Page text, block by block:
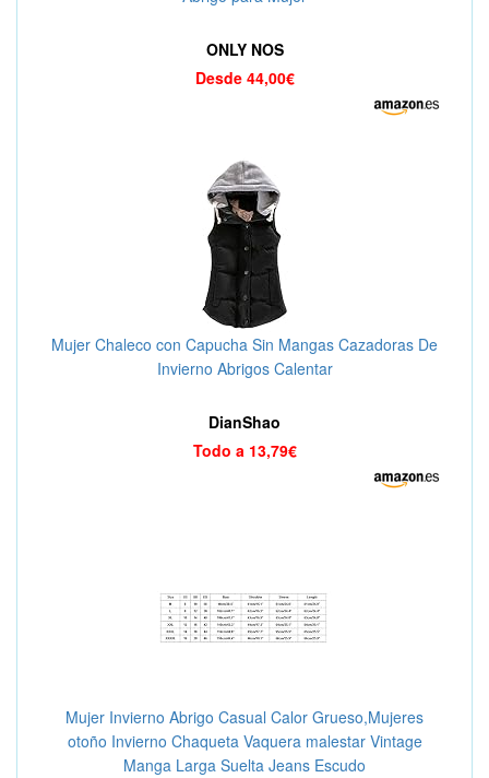
ONLY NOS
Desde 44,00€
Mujer Chaleco con Capucha Sin Mangas Cazadoras De
Invierno Abrigos Calentar
DianShao
Todo a 13,79€
Mujer Invierno Abrigo Casual Calor Grueso,Mujeres
otoño Invierno Chaqueta Vaquera malestar Vintage
Manga Larga Suelta Jeans Escudo